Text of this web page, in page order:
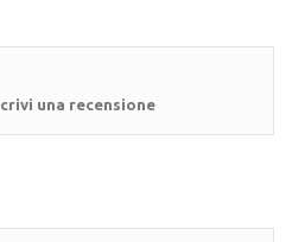
una recensione